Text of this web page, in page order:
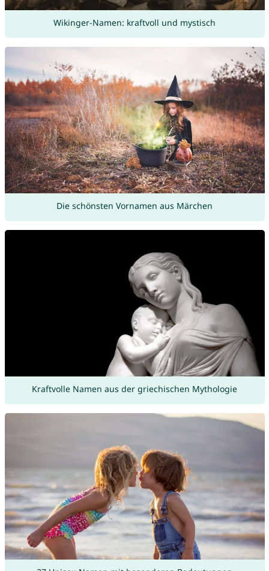
Wikinger-Namen: kraftvoll und mystisch
Die schönsten Vornamen aus Märchen
Kraftvolle Namen aus der griechischen Mythologie